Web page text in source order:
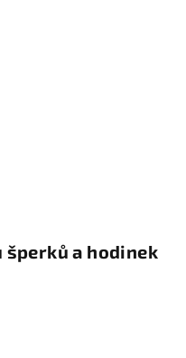
šperků a hodinek